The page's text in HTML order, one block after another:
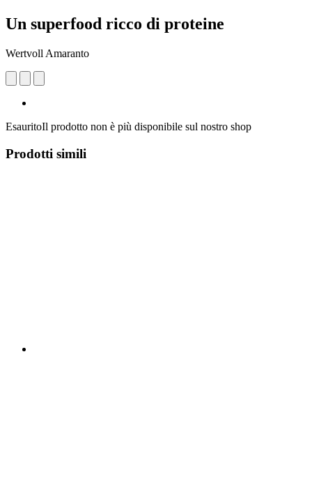
Un superfood ricco di proteine
Wertvoll Amaranto
EsauritoIl prodotto non è più disponibile sul nostro shop
Prodotti simili